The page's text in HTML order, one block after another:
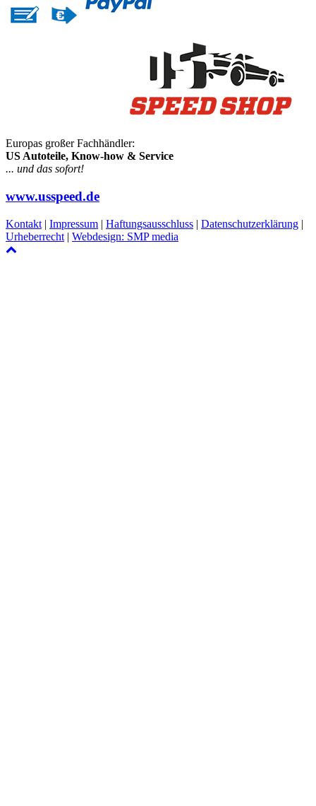
Europas großer Fachhändler:
US Autoteile, Know-how & Service
... und das sofort!
www.usspeed.de
Kontakt | Impressum | Haftungsausschluss | Datenschutzerklärung |
Urheberrecht | Webdesign: SMP media